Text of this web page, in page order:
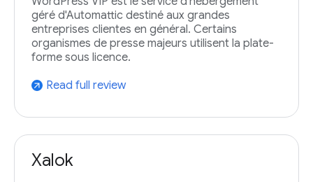
géré d'Automattic destiné aux grandes
entreprises clientes en général. Certains
organismes de presse majeurs utilisent la plate-
forme sous licence.
arrow_outward Read full review
Xalok